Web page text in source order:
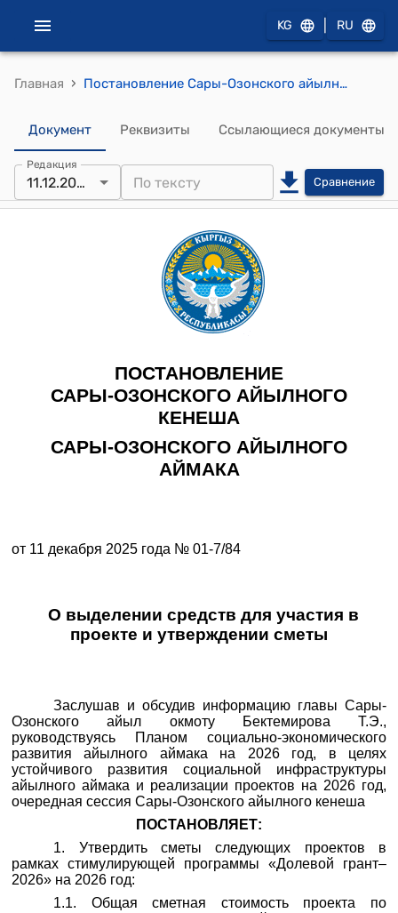
KG RU
Главная › Постановление Сары-Озонского айылного кенеша Сары-Озонского айылного аймака от 11 декабря 2025 года № 01-7/84 "О выделении средств для участия в проекте и утверждении сметы"
Документ Реквизиты Ссылающиеся документы
Редакция
11.12.2025 Сравнение